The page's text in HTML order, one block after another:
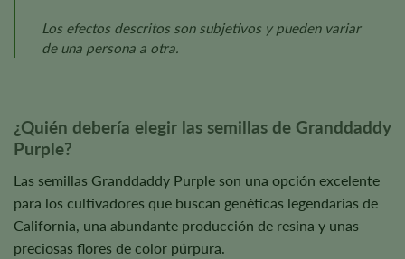
Los efectos descritos son subjetivos y pueden variar
de una persona a otra.
¿Quién debería elegir las semillas de Granddaddy
Purple?
Las semillas Granddaddy Purple son una opción excelente
para los cultivadores que buscan genéticas legendarias de
California, una abundante producción de resina y unas
preciosas flores de color púrpura.